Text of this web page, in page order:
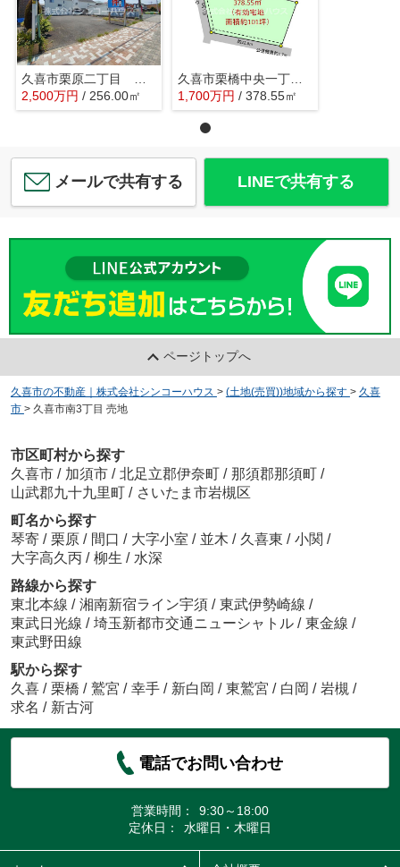
2,500万円 / 256.00㎡
久喜市栗橋中央一丁目 土地
1,700万円 / 378.55㎡
メールで共有する LINEで共有する
ページトップへ
久喜市の不動産｜株式会社シンコーハウス > (土地(売買))地域から探す > 久喜
市 > 久喜市南3丁目 売地
市区町村から探す
久喜市 / 加須市 / 北足立郡伊奈町 / 那須郡那須町 /
山武郡九十九里町 / さいたま市岩槻区
町名から探す
琴寄 / 栗原 / 間口 / 大字小室 / 並木 / 久喜東 / 小関 /
大字高久丙 / 柳生 / 水深
路線から探す
東北本線 / 湘南新宿ライン宇須 / 東武伊勢崎線 /
東武日光線 / 埼玉新都市交通ニューシャトル / 東金線 /
東武野田線
駅から探す
久喜 / 栗橋 / 鷲宮 / 幸手 / 新白岡 / 東鷲宮 / 白岡 / 岩槻 /
求名 / 新古河
電話でお問い合わせ
営業時間：
9:30～18:00
定休日：
水曜日・木曜日